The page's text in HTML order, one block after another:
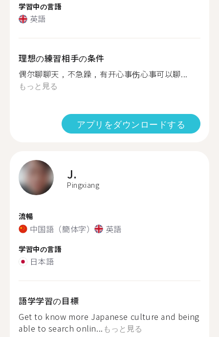
学習中の言語
英語
理想の練習相手の条件
偶尔聊聊天，不急躁，有开心事伤心事可以聊...
もっと見る
アプリをダウンロードする
J.
Pingxiang
流暢
中国語（簡体字） 英語
学習中の言語
日本語
語学学習の目標
Get to know more Japanese culture and being
able to search onlin... もっと見る